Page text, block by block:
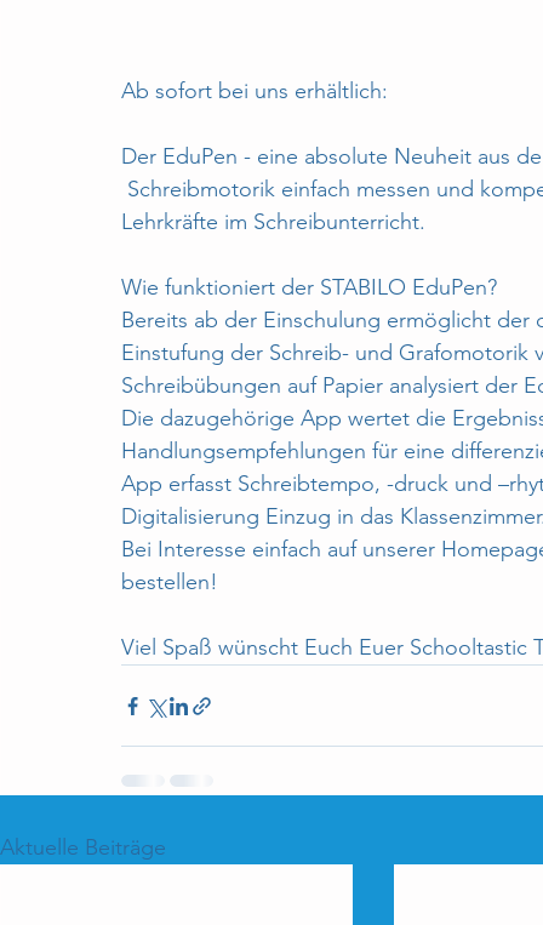
Ab sofort bei uns erhältlich:
Der EduPen - eine absolute Neuheit aus
Lehrkräfte im Schreibunterricht.
Wie funktioniert der STABILO EduPen?
Bereits ab der Einschulung ermöglicht
Einstufung der Schreib- und Grafomotorik
Schreibübungen auf Papier analysiert der
Die dazugehörige App wertet die
Handlungsempfehlungen für eine
App erfasst Schreibtempo, -druck und
Digitalisierung Einzug in das
Bei Interesse einfach auf unserer
bestellen!
Viel Spaß wünscht Euch Euer Schooltastic
Aktuelle Beiträge